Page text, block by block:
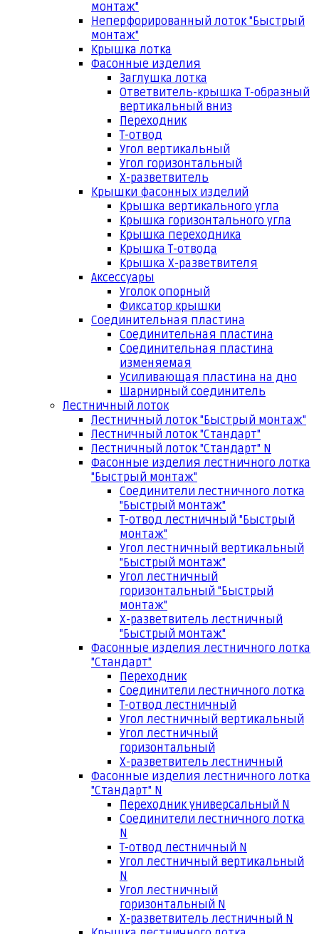
монтаж"
Неперфорированный лоток "Быстрый
монтаж"
Крышка лотка
Фасонные изделия
Заглушка лотка
Ответвитель-крышка Т-образный
вертикальный вниз
Переходник
Т-отвод
Угол вертикальный
Угол горизонтальный
Х-разветвитель
Крышки фасонных изделий
Крышка вертикального угла
Крышка горизонтального угла
Крышка переходника
Крышка Т-отвода
Крышка Х-разветвителя
Аксессуары
Уголок опорный
Фиксатор крышки
Соединительная пластина
Соединительная пластина
Соединительная пластина
изменяемая
Усиливающая пластина на дно
Шарнирный соединитель
Лестничный лоток
Лестничный лоток "Быстрый монтаж"
Лестничный лоток "Стандарт"
Лестничный лоток "Стандарт" N
Фасонные изделия лестничного лотка
"Быстрый монтаж"
Соединители лестничного лотка
"Быстрый монтаж"
Т-отвод лестничный "Быстрый
монтаж"
Угол лестничный вертикальный
"Быстрый монтаж"
Угол лестничный
горизонтальный "Быстрый
монтаж"
Х-разветвитель лестничный
"Быстрый монтаж"
Фасонные изделия лестничного лотка
"Стандарт"
Переходник
Соединители лестничного лотка
Т-отвод лестничный
Угол лестничный вертикальный
Угол лестничный
горизонтальный
Х-разветвитель лестничный
Фасонные изделия лестничного лотка
"Стандарт" N
Переходник универсальный N
Соединители лестничного лотка
N
Т-отвод лестничный N
Угол лестничный вертикальный
N
Угол лестничный
горизонтальный N
Х-разветвитель лестничный N